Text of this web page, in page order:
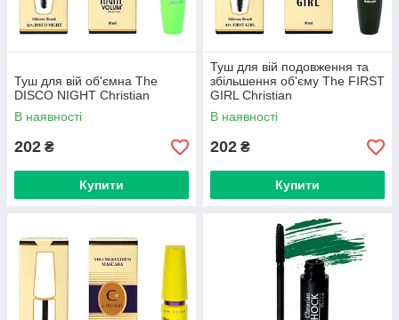
Туш для вій об'ємна The
DISCO NIGHT Christian
В наявності
202 ₴
Купити
Туш для вій подовження та
збільшення об'єму The FIRST
GIRL Christian
В наявності
202 ₴
Купити